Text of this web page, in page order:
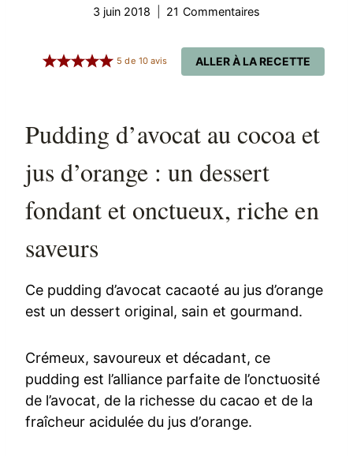
3 juin 2018 21 Commentaires
ALLER À LA RECETTE
5 de 10avis
Pudding d’avocat au cocoa et
jus d’orange : un dessert
fondant et onctueux, riche en
saveurs
Ce pudding d’avocat cacaoté au jus d’orange
est un dessert original, sain et gourmand.
Crémeux, savoureux et décadant, ce
pudding est l’alliance parfaite de l’onctuosité
de l’avocat, de la richesse du cacao et de la
fraîcheur acidulée du jus d’orange.